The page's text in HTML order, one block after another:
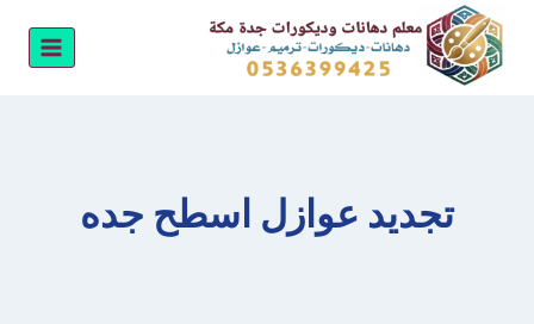
التجاوز
المحتوى
تجديد عوازل اسطح جده